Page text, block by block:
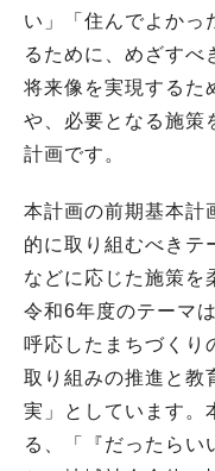
い」「住んでよかっ
るために、めざすべ
将来像を実現するた
や、必要となる施策
計画です。
本計画の前期基本計
的に取り組むべきテ
などに応じた施策を
令和6年度のテーマ
呼応したまちづくり
取り組みの推進と教
実」としています。
る、「『だったらい